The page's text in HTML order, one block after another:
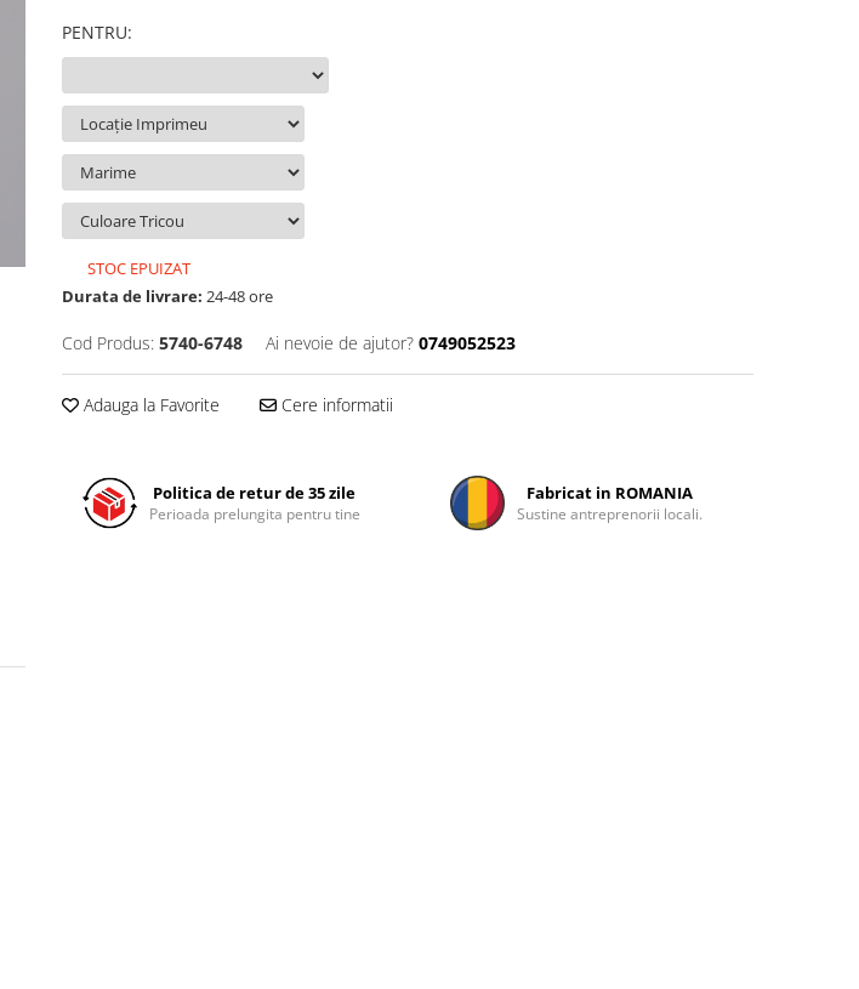
PENTRU:
STOC EPUIZAT
Durata de livrare: 24-48 ore
Cod Produs: 5740-6748 Ai nevoie de ajutor? 0749052523
Adauga la Favorite Cere informatii
Politica de retur de 35 zile
Perioada prelungita pentru tine
Fabricat in ROMANIA
Sustine antreprenorii locali.